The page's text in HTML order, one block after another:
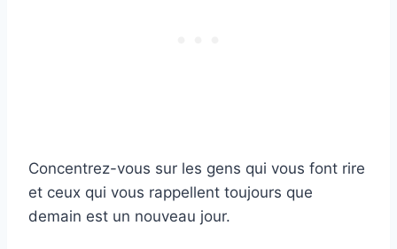
Concentrez-vous sur les gens qui vous font rire
et ceux qui vous rappellent toujours que
demain est un nouveau jour.